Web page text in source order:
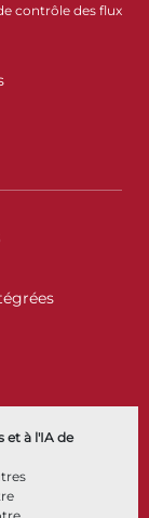
et à l'IA de
contrôle des flux